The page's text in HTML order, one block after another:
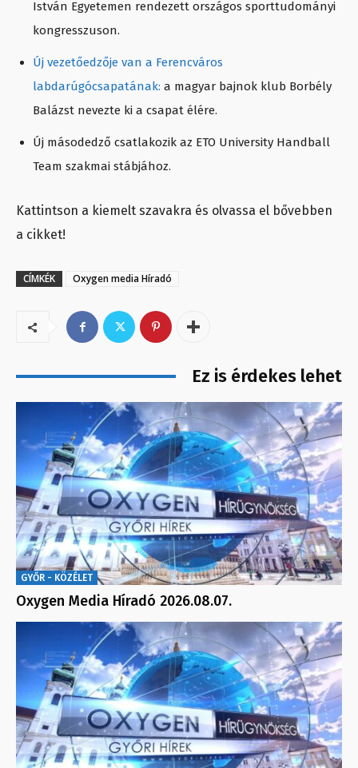
István Egyetemen rendezett országos sporttudományi
kongresszuson.
Új vezetőedzője van a Ferencváros
labdarúgócsapatának: a magyar bajnok klub Borbély
Balázst nevezte ki a csapat élére.
Új másodedző csatlakozik az ETO University Handball
Team szakmai stábjához.
Kattintson a kiemelt szavakra és olvassa el bővebben
a cikket!
CÍMKÉK Oxygen media Híradó
Ez is érdekes lehet
GYŐR - KÖZÉLET
Oxygen Media Híradó 2026.08.07.